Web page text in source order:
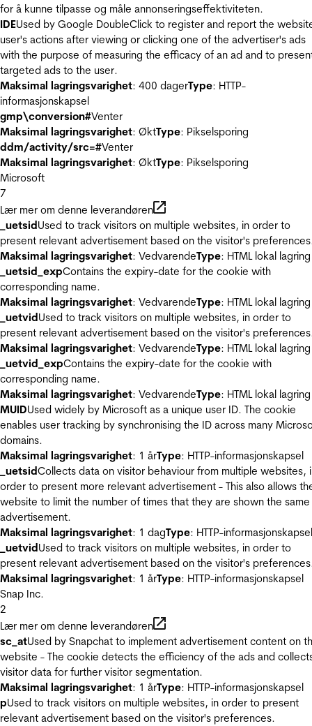
for å kunne tilpasse og måle annonseringseffektiviteten.
IDEUsed by Google DoubleClick to register and report the
user's actions after viewing or clicking one of the advertiser's ads
with the purpose of measuring the efficacy of an ad and to
targeted ads to the user.
Maksimal lagringsvarighet: 400 dagerType: HTTP-
informasjonskapsel
gmp\conversion#Venter
Maksimal lagringsvarighet: ØktType: Pikselsporing
ddm/activity/src=#Venter
Maksimal lagringsvarighet: ØktType: Pikselsporing
Microsoft
7
Lær mer om denne leverandøren
_uetsidUsed to track visitors on multiple websites, in order to
present relevant advertisement based on the visitor's
Maksimal lagringsvarighet: VedvarendeType: HTML lokal lagring
_uetsid_expContains the expiry-date for the cookie with
corresponding name.
Maksimal lagringsvarighet: VedvarendeType: HTML lokal lagring
_uetvidUsed to track visitors on multiple websites, in order to
present relevant advertisement based on the visitor's
Maksimal lagringsvarighet: VedvarendeType: HTML lokal lagring
_uetvid_expContains the expiry-date for the cookie with
corresponding name.
Maksimal lagringsvarighet: VedvarendeType: HTML lokal lagring
MUIDUsed widely by Microsoft as a unique user ID. The cookie
enables user tracking by synchronising the ID across many
domains.
Maksimal lagringsvarighet: 1 årType: HTTP-informasjonskapsel
_uetsidCollects data on visitor behaviour from multiple websites,
order to present more relevant advertisement - This also allows
website to limit the number of times that they are shown the same
advertisement.
Maksimal lagringsvarighet: 1 dagType: HTTP-informasjonskapsel
_uetvidUsed to track visitors on multiple websites, in order to
present relevant advertisement based on the visitor's
Maksimal lagringsvarighet: 1 årType: HTTP-informasjonskapsel
Snap Inc.
2
Lær mer om denne leverandøren
sc_atUsed by Snapchat to implement advertisement content on
website - The cookie detects the efficiency of the ads and
visitor data for further visitor segmentation.
Maksimal lagringsvarighet: 1 årType: HTTP-informasjonskapsel
pUsed to track visitors on multiple websites, in order to present
relevant advertisement based on the visitor's preferences.